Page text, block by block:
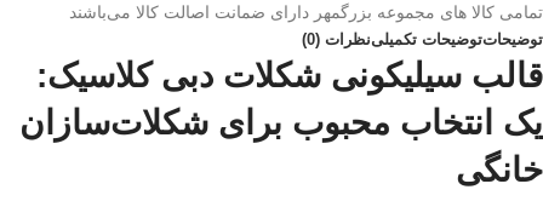
تمامی کالا های مجموعه بزرگمهر دارای ضمانت اصالت کالا می‌باشند
توضیحاتتوضیحات تکمیلینظرات (0)
قالب سیلیکونی شکلات دبی کلاسیک:
یک انتخاب محبوب برای شکلات‌سازان
خانگی